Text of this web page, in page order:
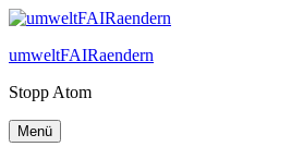
Zum
springen
umweltFAIRaendern
Stopp Atom
Menü